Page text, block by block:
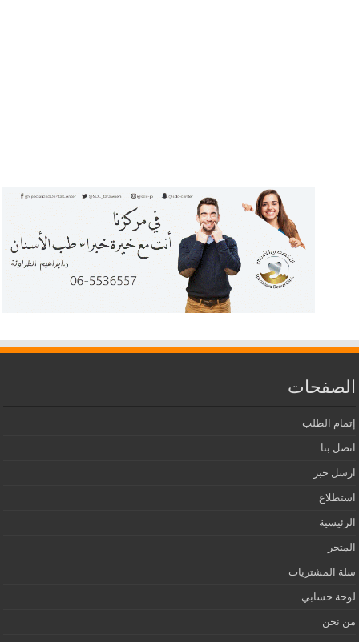
الصفحات
إتمام الطلب
اتصل بنا
ارسل خبر
استطلاع
الرئيسية
المتجر
سلة المشتريات
لوحة حسابي
من نحن